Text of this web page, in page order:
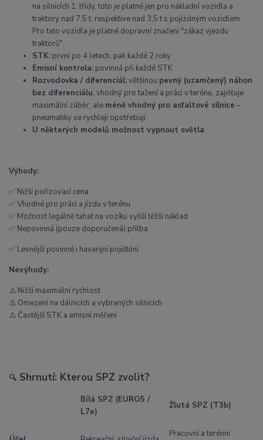
na silnicích 1. třídy, toto je platné jen pro nákladní vozidla a
traktory nad 7,5 t, respektive nad 3,5 t s pojízdným vozidlem.
Pro tato vozidla je platné dopravní značení "zákaz vjezdu
traktorů".
STK: první po 4 letech, pak každé 2 roky
Emisní kontrola: povinná při každé STK
Rozvodovka / diferenciál:většinou pevný (uzamčený) náhon
bez diferenciálu, vhodný pro tažení a práci v terénu, zajišťuje
maximální záběr, ale méně vhodný pro asfaltové silnice –
pneumatiky se rychleji opotřebují
U některých modelů možnost vypnout světla
Výhody:
✅ Nižší pořizovací cena
✅ Vhodné pro práci a jízdu v terénu
✅ Možnost legálně tahat na vozíku vyšší těžší náklad
✅ Nepovinná (pouze doporučená) přilba
✅ Levnější povinné i havarijní pojištění
Nevýhody:
⚠️ Nižší maximální rychlost
⚠️ Omezení na dálnicích a vybraných silnicích
⚠️ Častější STK a emisní měření
🔍 Shrnutí: Kterou SPZ zvolit?
Bílá SPZ (EURO5 /
L7e)
Žlutá SPZ (T3b)
Pracovní a terénní